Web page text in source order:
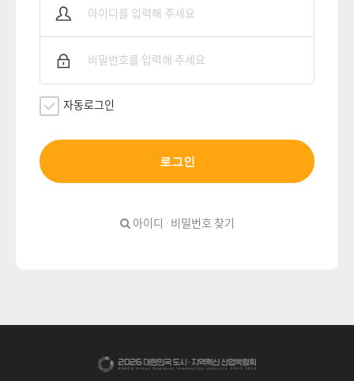
자동로그인
로그인
아이디 · 비밀번호 찾기